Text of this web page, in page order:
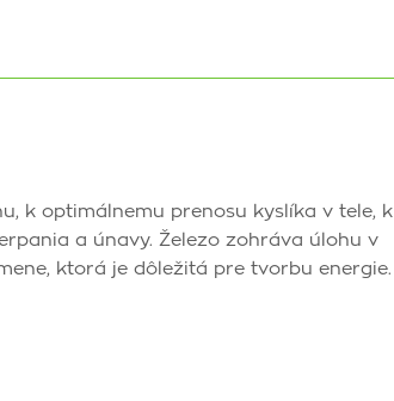
k optimálnemu prenosu kyslíka v tele, k
a únavy. Železo zohráva úlohu v
ktorá je dôležitá pre tvorbu energie.